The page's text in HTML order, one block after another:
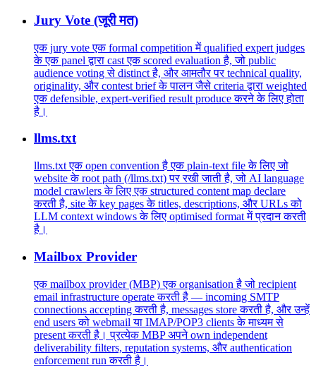
Jury Vote (जूरी मत)
एक jury vote एक formal competition में qualified expert judges
के एक panel द्वारा cast एक scored evaluation है, जो public
audience voting से distinct है, और आमतौर पर technical quality,
originality, और contest brief के पालन जैसे criteria द्वारा weighted
एक defensible, expert-verified result produce करने के लिए होता
है।
llms.txt
llms.txt एक open convention है एक plain-text file के लिए जो
website के root path (/llms.txt) पर रखी जाती है, जो AI language
model crawlers के लिए एक structured content map declare
करती है, site के key pages के titles, descriptions, और URLs को
LLM context windows के लिए optimised format में प्रदान करती
है।
Mailbox Provider
एक mailbox provider (MBP) एक organisation है जो recipient
email infrastructure operate करती है — incoming SMTP
connections accepting करती है, messages store करती है, और उन्हें
end users को webmail या IMAP/POP3 clients के माध्यम से
present करती है। प्रत्येक MBP अपने own independent
deliverability filters, reputation systems, और authentication
enforcement run करती है।